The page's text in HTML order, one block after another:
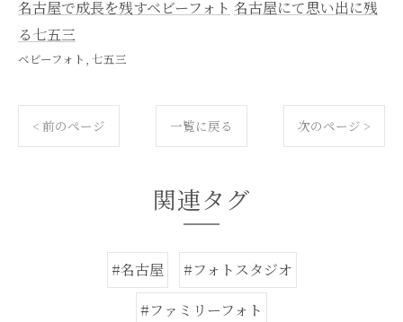
名古屋で成長を残すベビーフォト 名古屋にて思い出に残
る七五三
ベビーフォト 七五三
< 前のページ 一覧に戻る 次のページ >
関連タグ
#名古屋
#フォトスタジオ
#ファミリーフォト